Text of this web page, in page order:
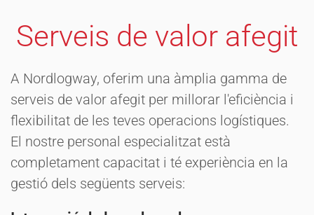
Serveis de valor afegit
A Nordlogway, oferim una àmplia gamma de
serveis de valor afegit per millorar l'eficiència i
flexibilitat de les teves operacions logístiques.
El nostre personal especialitzat està
completament capacitat i té experiència en la
gestió dels següents serveis: